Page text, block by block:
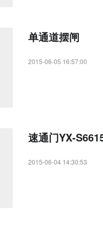
单通道摆闸
2015-06-05 16:57:00
速通门YX-
2015-06-04 14:30:53